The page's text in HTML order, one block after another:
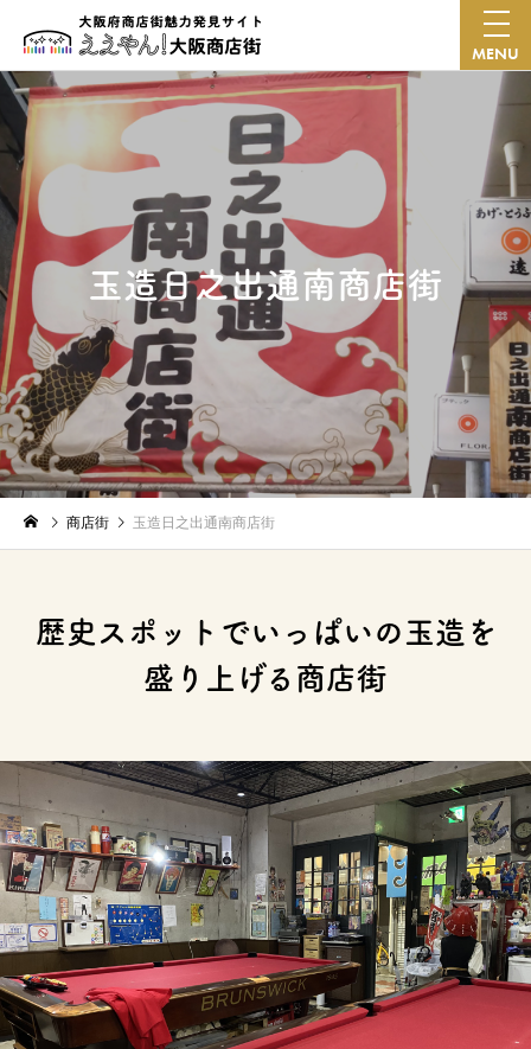
MENU
玉造日之出通南商店街
商店街 玉造日之出通南商店街
歴史スポットでいっぱいの玉造を
盛り上げる商店街